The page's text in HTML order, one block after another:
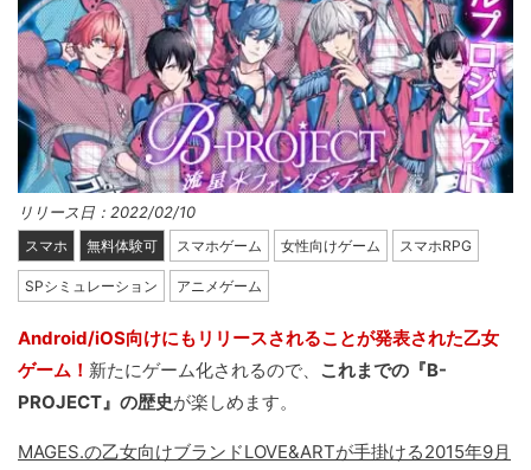
リリース日：2022/02/10
スマホ 無料体験可 スマホゲーム 女性向けゲーム スマホRPG
SPシミュレーション アニメゲーム
Android/iOS向けにもリリースされることが発表された乙女
ゲーム！ 新たにゲーム化されるので、 これまでの『B-
PROJECT』の歴史が楽しめます。
MAGES.の乙女向けブランドLOVE&ARTが手掛ける2015年9月